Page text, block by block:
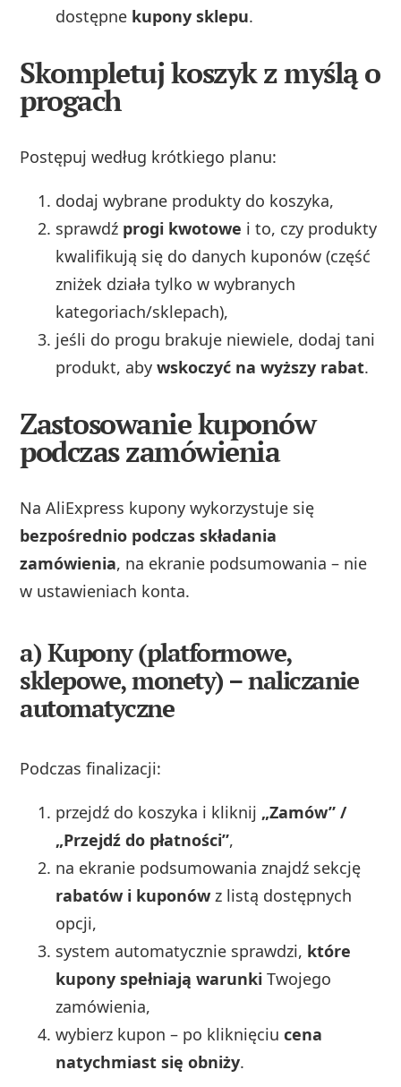
dostępne kupony sklepu.
Skompletuj koszyk z myślą o
progach
Postępuj według krótkiego planu:
dodaj wybrane produkty do koszyka,
sprawdź progi kwotowe i to, czy produkty
kwalifikują się do danych kuponów (część
zniżek działa tylko w wybranych
kategoriach/sklepach),
jeśli do progu brakuje niewiele, dodaj tani
produkt, abywskoczyć na wyższy rabat.
Zastosowanie kuponów
podczas zamówienia
Na AliExpress kupony wykorzystuje się
bezpośrednio podczas składania
zamówienia, na ekranie podsumowania – nie
w ustawieniach konta.
a) Kupony (platformowe,
sklepowe, monety) – naliczanie
automatyczne
Podczas finalizacji:
przejdź do koszyka i kliknij „Zamów” /
„Przejdź do płatności”,
na ekranie podsumowania znajdź sekcję
rabatów i kuponów z listą dostępnych
opcji,
system automatycznie sprawdzi, które
kupony spełniają warunki Twojego
zamówienia,
wybierz kupon – po kliknięciucena
natychmiast się obniży.